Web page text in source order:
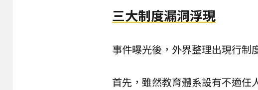
三大制度漏洞浮現
事件曝光後，外界整理出現行制
首先，雖然教育體系設有不適任